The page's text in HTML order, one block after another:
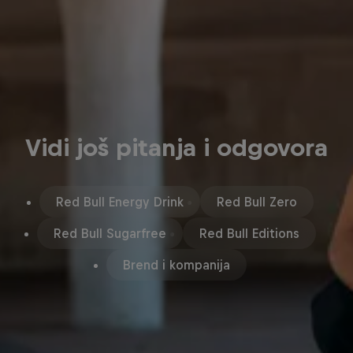
Vidi još pitanja i odgovora
Red Bull Energy Drink Red Bull Zero
Red Bull Sugarfree Red Bull Editions
Brend i kompanija